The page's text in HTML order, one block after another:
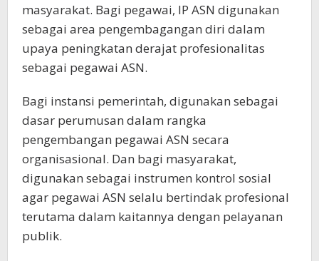
masyarakat. Bagi pegawai, IP ASN digunakan
sebagai area pengembagangan diri dalam
upaya peningkatan derajat profesionalitas
sebagai pegawai ASN.
Bagi instansi pemerintah, digunakan sebagai
dasar perumusan dalam rangka
pengembangan pegawai ASN secara
organisasional. Dan bagi masyarakat,
digunakan sebagai instrumen kontrol sosial
agar pegawai ASN selalu bertindak profesional
terutama dalam kaitannya dengan pelayanan
publik.